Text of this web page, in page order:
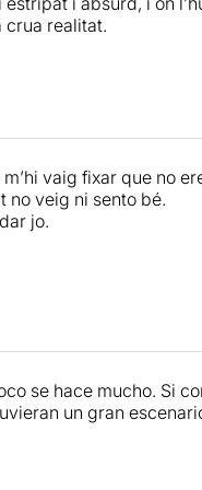
realitat.
dels problemes
a un pis s'ha
un lloc on viure ha
vaig fixar que no
no veig ni sento bé.
jo.
se hace mucho. Si
un gran